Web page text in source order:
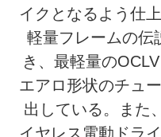
イクとなるよう仕
軽量フレームの伝
き、最軽量の
エアロ形状のチュ
出している。また
イヤレス電動ドラ